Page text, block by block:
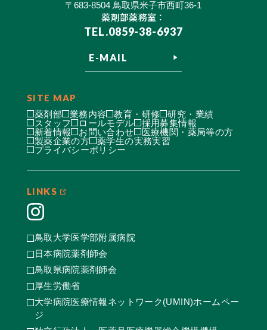
〒683-8504 鳥取県米子市西町36-1
薬剤部薬務室：
TEL.0859-38-6937
E-MAIL
SITE MAP
薬剤部 業務内容 教育・研修
研究・業績
スタッフ
ロールモデル
採用募集情報
新着情報
お問い合わせ
医療機関・薬局等の方
製薬企業の方
薬学生の実務実習
プライバシーポリシー
LINKS
鳥取大学医学部附属病院
日本病院薬剤師会
鳥取県病院薬剤師会
厚生労働省
大学病院医療情報ネットワーク(UMIN)ホームペー
ジ